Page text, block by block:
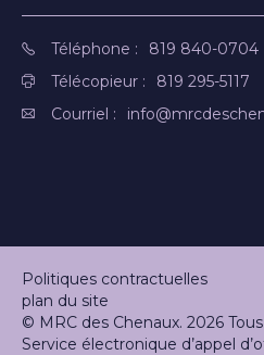
Téléphone :
819 840-0704
Télécopieur :
819 295-5117
Courriel :
Politiques contractuelles
plan du site
© MRC des Chenaux. 2026
Service électronique d’appel